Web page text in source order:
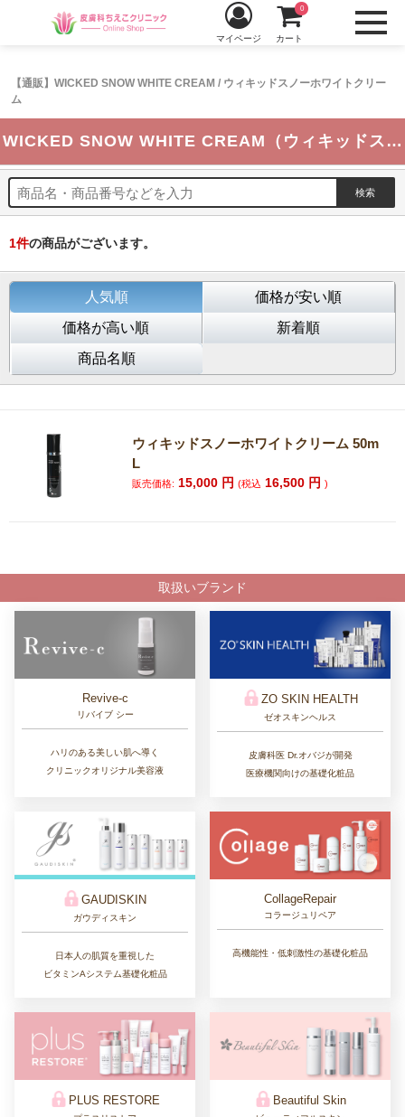
【通販】WICKED SNOW WHITE CREAM / ウィキッドスノーホワイトクリー
ム
マイページ カート
0
WICKED SNOW WHITE CREAM（ウィキッドスノーホワイトクリーム）
1件の商品がございます。
人気順
価格が安い順
価格が高い順
新着順
商品名順
ウィキッドスノーホワイトクリーム 50m
L
販売価格: 15,000 円(税込 16,500 円)
取扱いブランド
Revive-c
リバイブ シー
ハリのある美しい肌へ導く
クリニックオリジナル美容液
ZO SKIN HEALTH
ゼオスキンヘルス
皮膚科医 Dr.オバジが開発
医療機関向けの基礎化粧品
GAUDISKIN
ガウディスキン
日本人の肌質を重視した
ビタミンAシステム基礎化粧品
CollageRepair
コラージュリペア
高機能性・低刺激性の基礎化粧品
PLUS RESTORE Beautiful Skin